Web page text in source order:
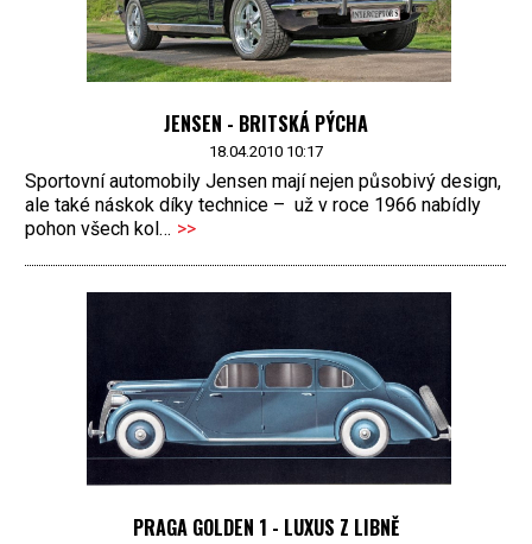
JENSEN - BRITSKÁ PÝCHA
18.04.2010 10:17
Sportovní automobily Jensen mají nejen působivý design,
ale také náskok díky technice – už v roce 1966 nabídly
pohon všech kol… >>
PRAGA GOLDEN 1 - LUXUS Z LIBNĚ